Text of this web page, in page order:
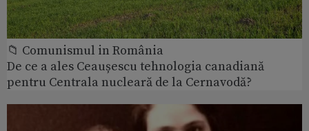
📁 Comunismul in România
De ce a ales Ceaușescu tehnologia canadiană
pentru Centrala nucleară de la Cernavodă?